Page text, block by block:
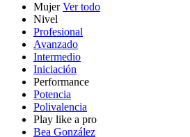
MujerVer todo
Nivel
Profesional
Avanzado
Intermedio
Iniciación
Performance
Potencia
Polivalencia
Play like a pro
Bea González